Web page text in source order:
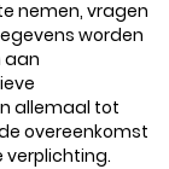
nemen, vragen
worden
aan
allemaal tot
overeenkomst
verplichting.